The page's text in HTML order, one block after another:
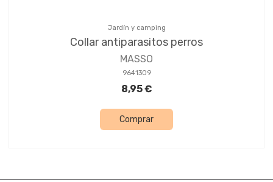
Jardín y camping
Collar antiparasitos perros
MASSO
9641309
8,95 €
Comprar